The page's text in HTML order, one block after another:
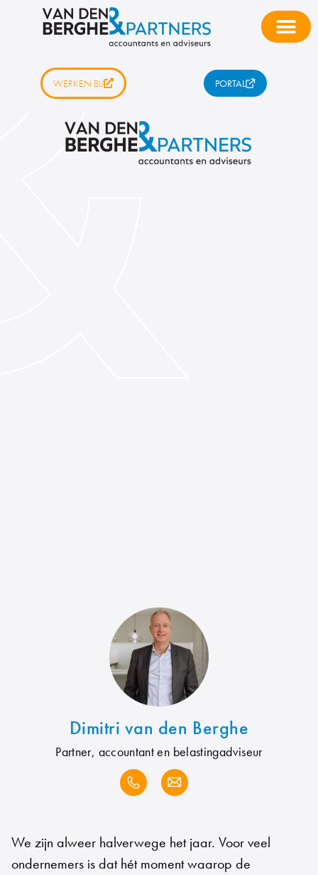
WERKEN BIJ PORTAL
Dimitri van den Berghe
Partner, accountant en belastingadviseur
We zijn alweer halverwege het jaar. Voor veel
ondernemers is dat hét moment waarop de